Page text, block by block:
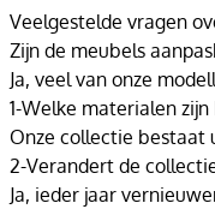
Veelgestelde vragen
Zijn de meubels
Ja, veel van onze
1-Welke materialen
Onze collectie bestaat
2-Verandert de
Ja, ieder jaar